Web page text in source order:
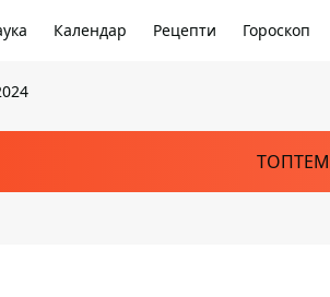
Календар Рецепти Гороскоп